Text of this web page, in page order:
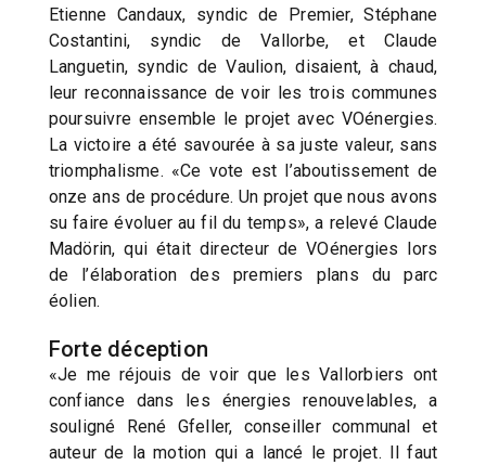
Etienne Candaux, syndic de Premier, Stéphane
Costantini, syndic de Vallorbe, et Claude
Languetin, syndic de Vaulion, disaient, à chaud,
leur reconnaissance de voir les trois communes
poursuivre ensemble le projet avec VOénergies.
La victoire a été savourée à sa juste valeur, sans
triomphalisme. «Ce vote est l’aboutissement de
onze ans de procédure. Un projet que nous avons
su faire évoluer au fil du temps», a relevé Claude
Madörin, qui était directeur de VOénergies lors
de l’élaboration des premiers plans du parc
éolien.
Forte déception
«Je me réjouis de voir que les Vallorbiers ont
confiance dans les énergies renouvelables, a
souligné René Gfeller, conseiller communal et
auteur de la motion qui a lancé le projet. Il faut